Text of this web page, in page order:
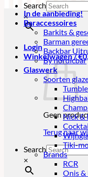
Search
×
Login
Winkelwagen /€
Geen
Terug naar
Search
×
In de aanbieding!
Baraccessoires
Barkits &
Barman
Backbar
By nordicbar
Glaswerk
Soorten
Nick &
Tiki-
Brands
RCR
Onis &